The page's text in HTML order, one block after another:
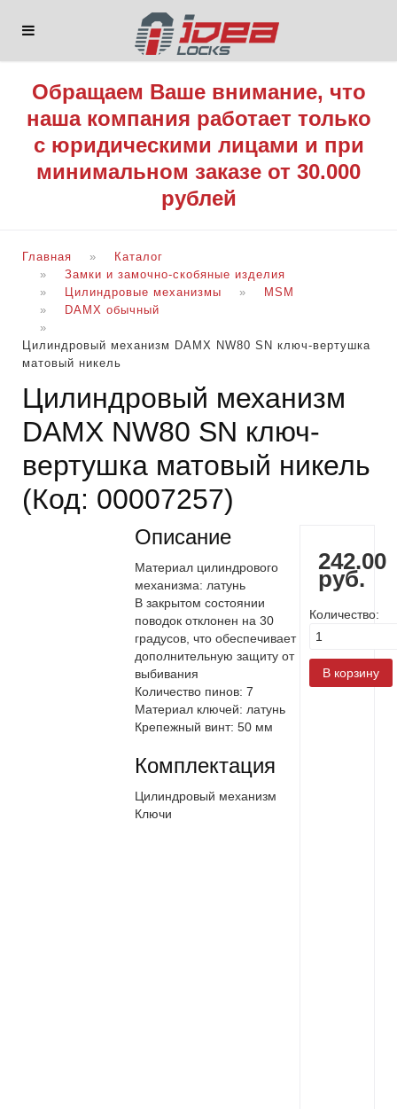
Обращаем Ваше внимание, что
наша компания работает только
с юридическими лицами и при
минимальном заказе от 30.000
рублей
Главная
Каталог
Замки и замочно-скобяные изделия
Цилиндровые механизмы
MSM
DАMX обычный
Цилиндровый механизм DAMX NW80 SN ключ-вертушка
матовый никель
Цилиндровый механизм
DAMX NW80 SN ключ-
вертушка матовый никель
(Код: 00007257)
Описание
Материал цилиндрового
механизма: латунь
В закрытом состоянии
поводок отклонен на 30
градусов, что обеспечивает
дополнительную защиту от
выбивания
Количество пинов: 7
Материал ключей: латунь
Крепежный винт: 50 мм
Комплектация
Цилиндровый механизм
Ключи
242.00
руб.
Количество: